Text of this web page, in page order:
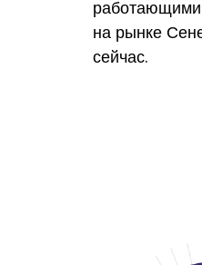
работающими
на рынке
сейчас.